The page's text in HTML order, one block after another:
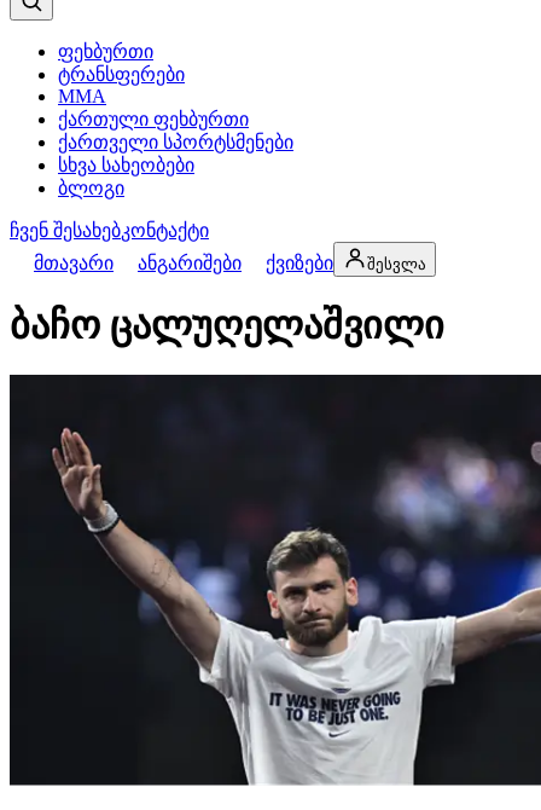
ფეხბურთი
ტრანსფერები
MMA
ქართული ფეხბურთი
ქართველი სპორტსმენები
სხვა სახეობები
ბლოგი
ჩვენ შესახებკონტაქტი
მთავარი
ანგარიშები ქვიზები შესვლა
ბაჩო ცალუღელაშვილი